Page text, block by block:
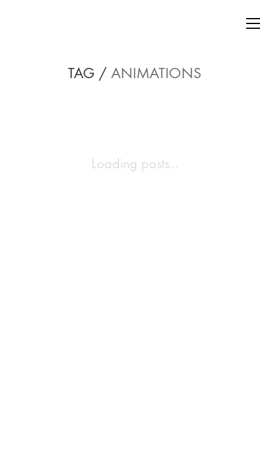
TAG / ANIMATIONS
Loading posts...